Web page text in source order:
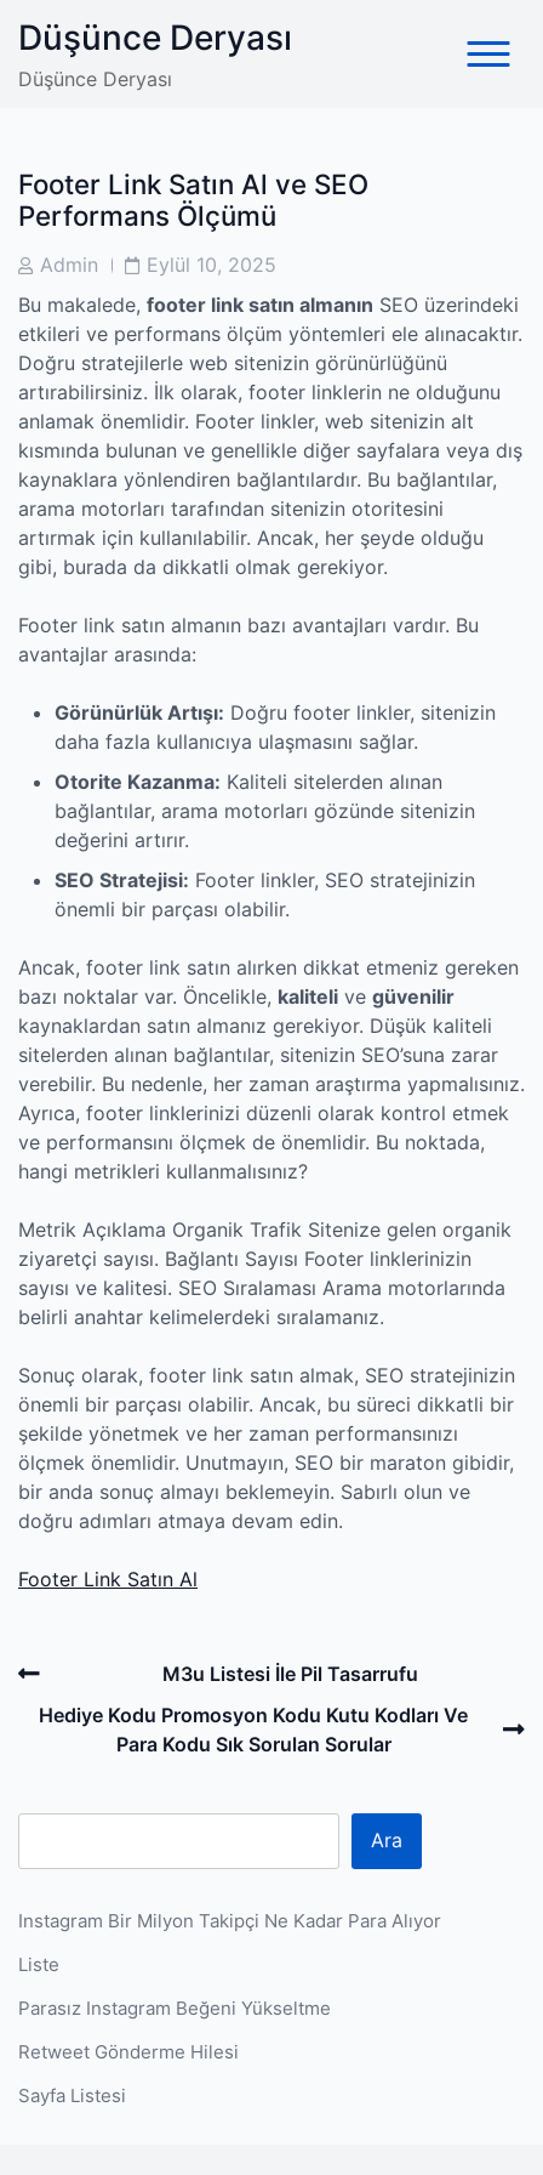
content
Düşünce Deryası
Düşünce Deryası
Footer Link Satın Al ve SEO
Performans Ölçümü
PostAdmin
PostEylül 10, 2025
Bu makalede, footer link satın almanın SEO üzerindeki
etkileri ve performans ölçüm yöntemleri ele alınacaktır.
Doğru stratejilerle web sitenizin görünürlüğünü
artırabilirsiniz. İlk olarak, footer linklerin ne olduğunu
anlamak önemlidir. Footer linkler, web sitenizin alt
kısmında bulunan ve genellikle diğer sayfalara veya dış
kaynaklara yönlendiren bağlantılardır. Bu bağlantılar,
arama motorları tarafından sitenizin otoritesini
artırmak için kullanılabilir. Ancak, her şeyde olduğu
gibi, burada da dikkatli olmak gerekiyor.
Footer link satın almanın bazı avantajları vardır. Bu
avantajlar arasında:
Görünürlük Artışı: Doğru footer linkler, sitenizin
daha fazla kullanıcıya ulaşmasını sağlar.
Otorite Kazanma: Kaliteli sitelerden alınan
bağlantılar, arama motorları gözünde sitenizin
değerini artırır.
SEO Stratejisi: Footer linkler, SEO stratejinizin
önemli bir parçası olabilir.
Ancak, footer link satın alırken dikkat etmeniz gereken
bazı noktalar var. Öncelikle, kaliteli ve güvenilir
kaynaklardan satın almanız gerekiyor. Düşük kaliteli
sitelerden alınan bağlantılar, sitenizin SEO’suna zarar
verebilir. Bu nedenle, her zaman araştırma yapmalısınız.
Ayrıca, footer linklerinizi düzenli olarak kontrol etmek
ve performansını ölçmek de önemlidir. Bu noktada,
hangi metrikleri kullanmalısınız?
Metrik Açıklama Organik Trafik Sitenize gelen organik
ziyaretçi sayısı. Bağlantı Sayısı Footer linklerinizin
sayısı ve kalitesi. SEO Sıralaması Arama motorlarında
belirli anahtar kelimelerdeki sıralamanız.
Sonuç olarak, footer link satın almak, SEO stratejinizin
önemli bir parçası olabilir. Ancak, bu süreci dikkatli bir
şekilde yönetmek ve her zaman performansınızı
ölçmek önemlidir. Unutmayın, SEO bir maraton gibidir,
bir anda sonuç almayı beklemeyin. Sabırlı olun ve
doğru adımları atmaya devam edin.
Footer Link Satın Al
Post
navigation
Previous
Post
M3u Listesi İle Pil Tasarrufu
Hediye Kodu Promosyon Kodu Kutu Kodları Ve
Para Kodu Sık Sorulan Sorular
Ara
Instagram Bir Milyon Takipçi Ne Kadar Para Alıyor
Liste
Parasız Instagram Beğeni Yükseltme
Retweet Gönderme Hilesi
Sayfa Listesi